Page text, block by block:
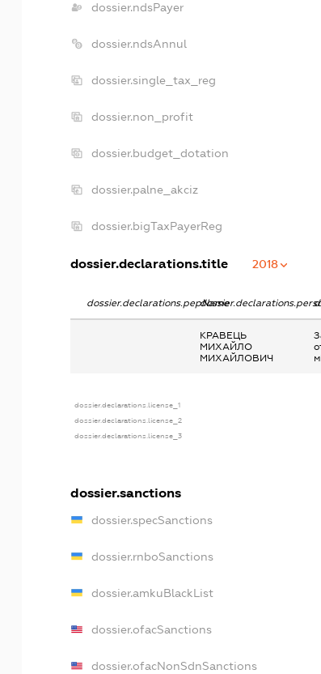
dossier.ndsPayer
dossier.ndsAnnul
dossier.single_tax_reg
dossier.non_profit
dossier.budget_dotation
dossier.palne_akciz
dossier.bigTaxPayerReg
dossier.declarations.title 2018
dossier.declarations.pepName
КРАВЕЦЬ
МИХАЙЛО
МИХАЙЛОВИЧ
dossier.declarations.license_1
dossier.declarations.license_2
dossier.declarations.license_3
dossier.sanctions
dossier.specSanctions
dossier.rnboSanctions
dossier.amkuBlackList
dossier.ofacSanctions
dossier.ofacNonSdnSanctions